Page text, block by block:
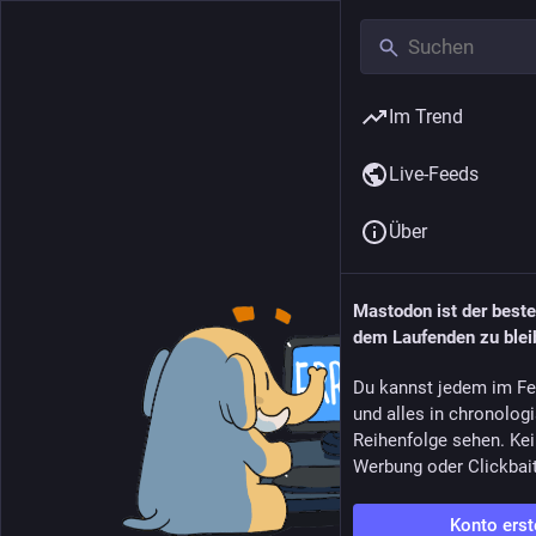
Im Trend
Live-Feeds
Über
Mastodon ist der
dem Laufenden zu
Du kannst jedem im
und alles in
Reihenfolge sehen.
Werbung oder
Konto